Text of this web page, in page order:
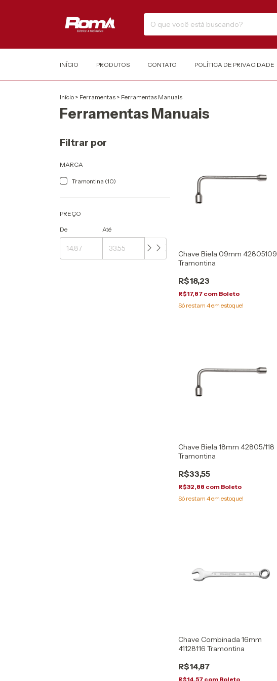
INÍCIO PRODUTOS CONTATO POLÍTICA DE PRIVACIDADE
Início > Ferramentas > Ferramentas Manuais
Ferramentas Manuais
Filtrar por
MARCA
Tramontina (10)
PREÇO
De Até
Chave Biela 09mm 42805109
Tramontina
R$18,23
R$17,87 com Boleto
Só restam4em estoque!
Chave Biela 18mm 42805/118
Tramontina
R$33,55
R$32,88 com Boleto
Só restam4em estoque!
Chave Combinada 16mm
41128116 Tramontina
R$14,87
R$14,57 com Boleto